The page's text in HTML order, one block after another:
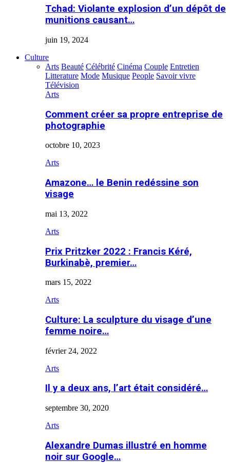
Tchad: Violante explosion d’un dépôt de
munitions causant…
juin 19, 2024
Culture
Arts Beauté Célébrité Cinéma Couple Entretien
Litterature Mode Musique People Savoir vivre
Télévision
Arts
Comment créer sa propre entreprise de
photographie
octobre 10, 2023
Arts
Amazone… le Benin redéssine son
visage
mai 13, 2022
Arts
Prix Pritzker 2022 : Francis Kéré,
Burkinabè, premier…
mars 15, 2022
Arts
Culture: La sculpture du visage d’une
femme noire…
février 24, 2022
Arts
Il y a deux ans, l’art était considéré…
septembre 30, 2020
Arts
Alexandre Dumas illustré en homme
noir sur Google…